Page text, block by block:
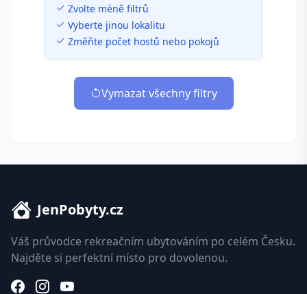
Zvolte méně filtrů
Vyberte jinou lokalitu
Změňte počet hostů nebo pokojů
Vymazat všechny filtry
JenPobyty.cz
Váš průvodce rekreačním ubytováním po celém Česku.
Najděte si perfektní místo pro dovolenou.